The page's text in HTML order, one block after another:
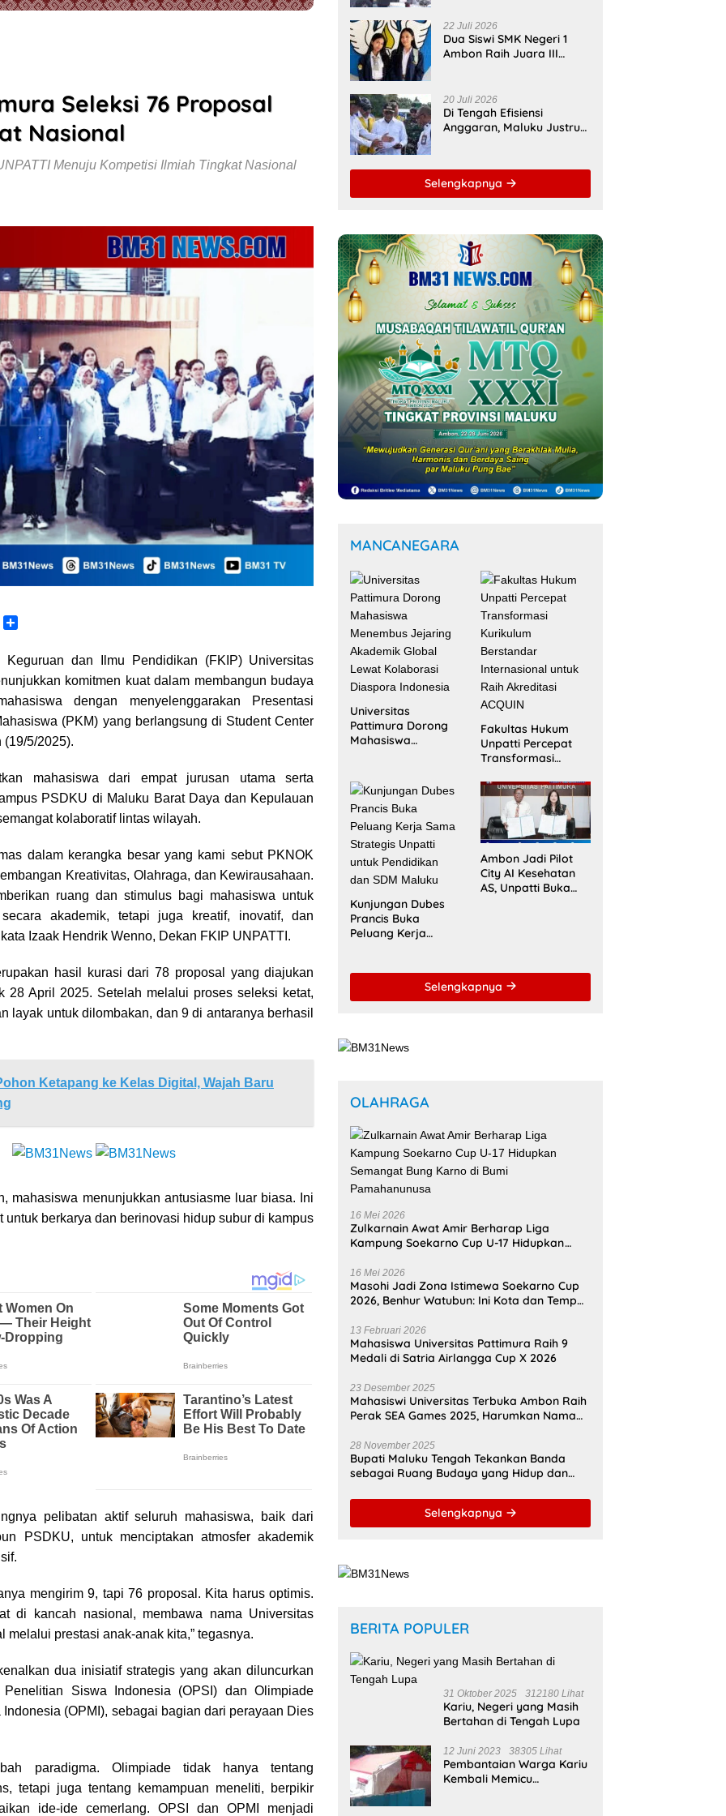
Seleksi 76 Proposal
Nasional
Menuju Kompetisi Ilmiah Tingkat Nasional
r
e
Keguruan dan Ilmu Pendidikan (FKIP) Universitas
komitmen kuat dalam membangun budaya
dengan menyelenggarakan Presentasi
(PKM) yang berlangsung di Student Center
(19/5/2025).
mahasiswa dari empat jurusan utama serta
PSDKU di Maluku Barat Daya dan Kepulauan
kolaboratif lintas wilayah.
dalam kerangka besar yang kami sebut PKNOK
Kreativitas, Olahraga, dan Kewirausahaan.
ruang dan stimulus bagi mahasiswa untuk
akademik, tetapi juga kreatif, inovatif, dan
Izaak Hendrik Wenno, Dekan FKIP UNPATTI.
hasil kurasi dari 78 proposal yang diajukan
28 April 2025. Setelah melalui proses seleksi ketat,
layak untuk dilombakan, dan 9 di antaranya berhasil
Ketapang ke Kelas Digital, Wajah Baru
mahasiswa menunjukkan antusiasme luar biasa. Ini
untuk berkarya dan berinovasi hidup subur di kampus
pelibatan aktif seluruh mahasiswa, baik dari
PSDKU, untuk menciptakan atmosfer akademik
mengirim 9, tapi 76 proposal. Kita harus optimis.
di kancah nasional, membawa nama Universitas
melalui prestasi anak-anak kita,” tegasnya.
dua inisiatif strategis yang akan diluncurkan
Siswa Indonesia (OPSI) dan Olimpiade
(OPMI), sebagai bagian dari perayaan Dies
paradigma. Olimpiade tidak hanya tentang
tetapi juga tentang kemampuan meneliti, berpikir
ide-ide cemerlang. OPSI dan OPMI menjadi
Kolaborasi
Multipendanaan
22 Juli 2026
Dua Siswi SMK Negeri 1
Ambon Raih Juara III
20 Juli 2026
Di Tengah Efisiensi
Anggaran, Maluku Justru
Kemandirian Pangan
Selengkapnya
MANCANEGARA
Universitas
Pattimura Dorong
Mahasiswa
Lewat Kolaborasi
Diaspora Indonesia
Fakultas Hukum
Unpatti Percepat
Transformasi
Berstandar
Internasional untuk
Raih Akreditasi
ACQUIN
Kunjungan Dubes
Prancis Buka
Peluang Kerja
Pendidikan dan
Ambon Jadi Pilot
City AI Kesehatan
AS, Unpatti Buka
Selengkapnya
OLAHRAGA
16 Mei 2026
Zulkarnain Awat Amir Berharap Liga
Kampung Soekarno Cup U-17 Hidupkan
Pamahanunusa
16 Mei 2026
Masohi Jadi Zona Istimewa Soekarno Cup
2026, Benhur Watubun: Ini Kota dan Tempat
13 Februari 2026
Mahasiswa Universitas Pattimura Raih 9
Medali di Satria Airlangga Cup X 2026
23 Desember 2025
Mahasiswi Universitas Terbuka Ambon Raih
Perak SEA Games 2025, Harumkan Nama
28 November 2025
Bupati Maluku Tengah Tekankan Banda
sebagai Ruang Budaya yang Hidup dan
Selengkapnya
BERITA POPULER
31 Oktober 2025 312180 Lihat
Kariu, Negeri yang Masih
Bertahan di Tengah Lupa
12 Juni 2023 38305 Lihat
Pembantaian Warga Kariu
Kembali Memicu